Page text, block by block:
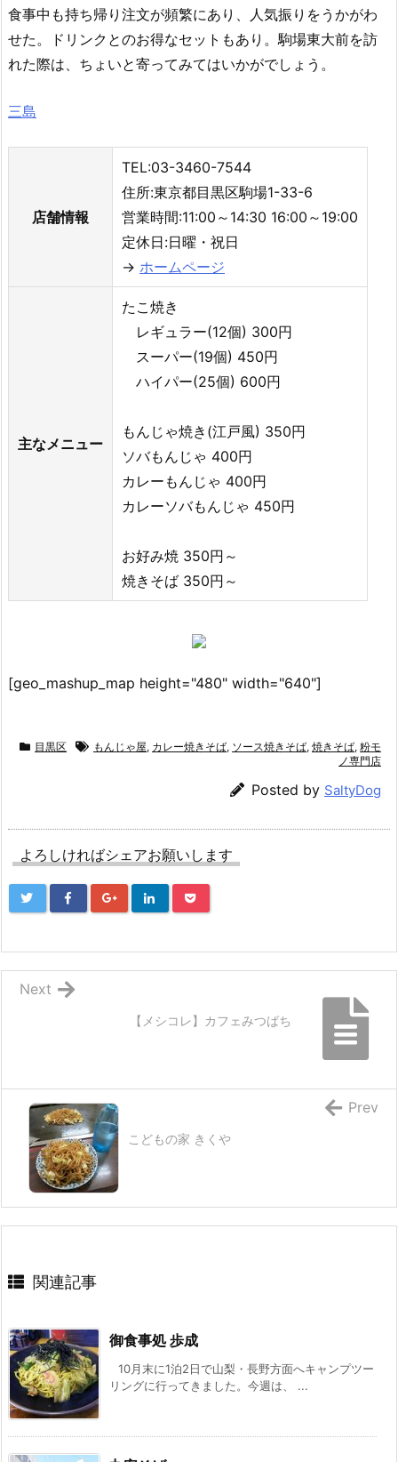
食事中も持ち帰り注文が頻繁にあり、人気振りをうかがわ
せた。ドリンクとのお得なセットもあり。駒場東大前を訪
れた際は、ちょいと寄ってみてはいかがでしょう。
三島
店舗情報
TEL:03-3460-7544
住所:東京都目黒区駒場1-33-6
営業時間:11:00～14:30 16:00～19:00
定休日:日曜・祝日
→ ホームページ
主なメニュー
たこ焼き
レギュラー(12個) 300円
スーパー(19個) 450円
ハイパー(25個) 600円
もんじゃ焼き(江戸風) 350円
ソバもんじゃ 400円
カレーもんじゃ 400円
カレーソバもんじゃ 450円
お好み焼 350円～
焼きそば 350円～
[geo_mashup_map height="480" width="640"]
目黒区 もんじゃ屋, カレー焼きそば, ソース焼きそば, 焼きそば, 粉モ
ノ専門店
Posted by SaltyDog
よろしければシェアお願いします
【メシコレ】カフェみつばち
Next
こどもの家 きくや
Prev
関連記事
御食事処 歩成
10月末に1泊2日で山梨・長野方面へキャンプツー
リングに行ってきました。今週は、 ...